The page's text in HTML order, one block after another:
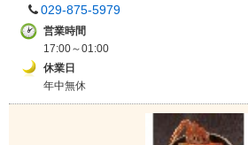
029-875-5979
営業時間
17:00～01:00
休業日
年中無休